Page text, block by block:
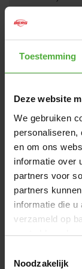
Toestemming
Deze website
We gebruiken
personaliseren,
en om ons
informatie over
partners voor
partners
informatie die u
verzameld op
gaat akkoord
Noodzakelijk
Visa alla mått
KÖPS OFTA